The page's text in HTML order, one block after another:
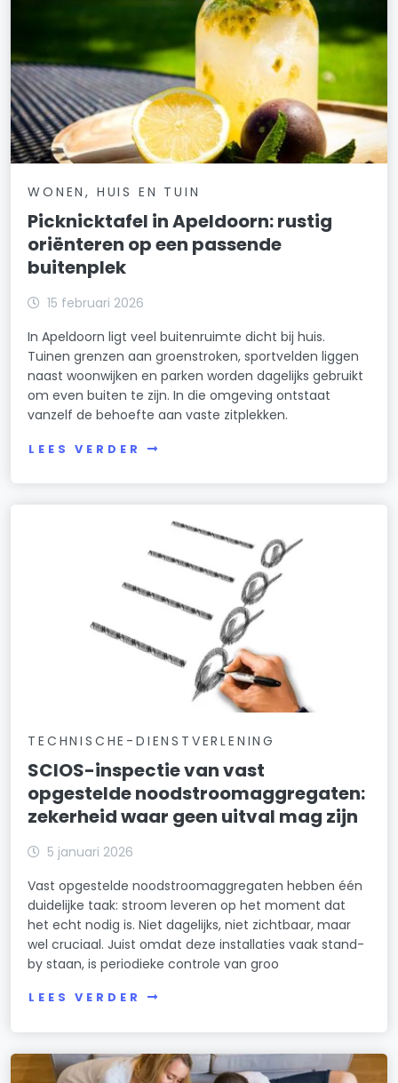
WONEN, HUIS EN TUIN
Picknicktafel in Apeldoorn: rustig
oriënteren op een passende
buitenplek
15 februari 2026
In Apeldoorn ligt veel buitenruimte dicht bij huis.
Tuinen grenzen aan groenstroken, sportvelden liggen
naast woonwijken en parken worden dagelijks gebruikt
om even buiten te zijn. In die omgeving ontstaat
vanzelf de behoefte aan vaste zitplekken.
LEES VERDER
TECHNISCHE-DIENSTVERLENING
SCIOS-inspectie van vast
opgestelde noodstroomaggregaten:
zekerheid waar geen uitval mag zijn
5 januari 2026
Vast opgestelde noodstroomaggregaten hebben één
duidelijke taak: stroom leveren op het moment dat
het echt nodig is. Niet dagelijks, niet zichtbaar, maar
wel cruciaal. Juist omdat deze installaties vaak stand-
by staan, is periodieke controle van groo
LEES VERDER